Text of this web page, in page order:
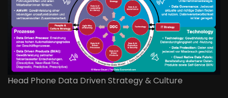
Head Phone Data Driven Strategy & Culture